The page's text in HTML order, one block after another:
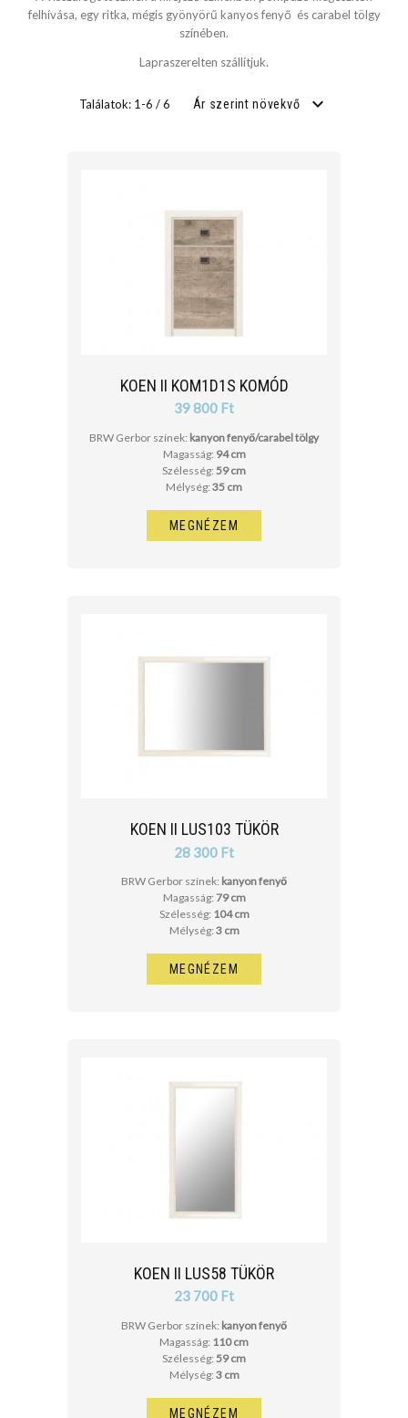
cm
felhívása, egy ritka, mégis gyönyörű kanyos fenyő és carabel tölgy
színében.
Lapraszerelten szállítjuk.
Találatok: 1-6 / 6 Ár szerint növekvő
KOEN II KOM1D1S KOMÓD
39 800 Ft
BRW Gerbor színek: kanyon fenyő/carabel tölgy
Magasság: 94 cm
Szélesség: 59 cm
Mélység: 35 cm
MEGNÉZEM
KOEN II LUS103 TÜKÖR
28 300 Ft
BRW Gerbor színek: kanyon fenyő
Magasság: 79 cm
Szélesség: 104 cm
Mélység: 3 cm
MEGNÉZEM
KOEN II LUS58 TÜKÖR
23 700 Ft
BRW Gerbor színek: kanyon fenyő
Magasság: 110 cm
Szélesség: 59 cm
Mélység: 3 cm
MEGNÉZEM